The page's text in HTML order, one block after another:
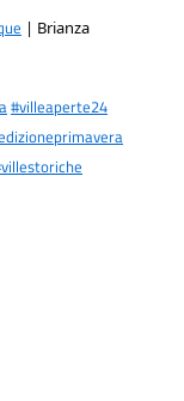
| Brianza
#villeaperte24